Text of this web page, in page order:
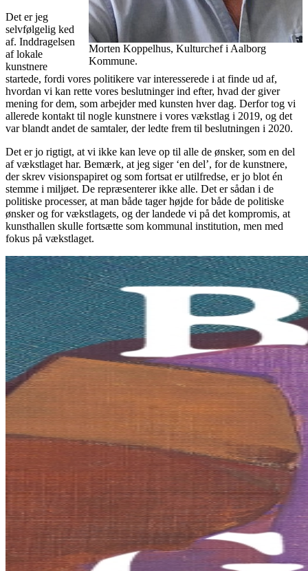
Morten Koppelhus, Kulturchef i Aalborg
Kommune.
Det er jeg
selvfølgelig ked
af. Inddragelsen
af lokale
kunstnere
startede, fordi vores politikere var interesserede i at finde ud af,
hvordan vi kan rette vores beslutninger ind efter, hvad der giver
mening for dem, som arbejder med kunsten hver dag. Derfor tog vi
allerede kontakt til nogle kunstnere i vores vækstlag i 2019, og det
var blandt andet de samtaler, der ledte frem til beslutningen i 2020.
Det er jo rigtigt, at vi ikke kan leve op til alle de ønsker, som en del
af vækstlaget har. Bemærk, at jeg siger ‘en del’, for de kunstnere,
der skrev visionspapiret og som fortsat er utilfredse, er jo blot én
stemme i miljøet. De repræsenterer ikke alle. Det er sådan i de
politiske processer, at man både tager højde for både de politiske
ønsker og for vækstlagets, og der landede vi på det kompromis, at
kunsthallen skulle fortsætte som kommunal institution, men med
fokus på vækstlaget.